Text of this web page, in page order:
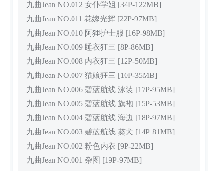
九曲Jean NO.012 女仆学姐 [34P-122MB]
九曲Jean NO.011 花嫁光辉 [22P-97MB]
九曲Jean NO.010 阿狸护士服 [16P-98MB]
九曲Jean NO.009 睡衣狂三 [8P-86MB]
九曲Jean NO.008 内衣狂三 [12P-50MB]
九曲Jean NO.007 猫娘狂三 [10P-35MB]
九曲Jean NO.006 碧蓝航线 泳装 [17P-95MB]
九曲Jean NO.005 碧蓝航线 旗袍 [15P-53MB]
九曲Jean NO.004 碧蓝航线 海边 [18P-97MB]
九曲Jean NO.003 碧蓝航线 獒犬 [14P-81MB]
九曲Jean NO.002 粉色内衣 [9P-22MB]
九曲Jean NO.001 杂图 [19P-97MB]